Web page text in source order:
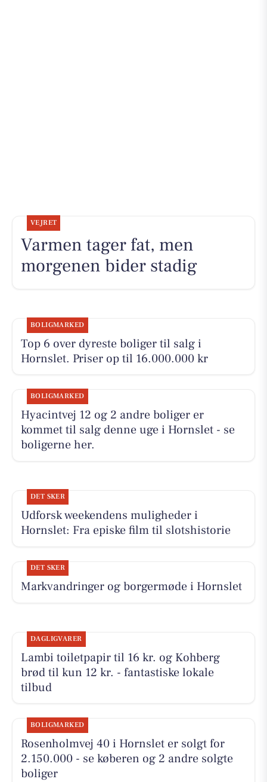
VEJRET
Varmen tager fat, men
morgenen bider stadig
BOLIGMARKED
Top 6 over dyreste boliger til salg i
Hornslet. Priser op til 16.000.000 kr
BOLIGMARKED
Hyacintvej 12 og 2 andre boliger er
kommet til salg denne uge i Hornslet - se
boligerne her.
DET SKER
Udforsk weekendens muligheder i
Hornslet: Fra episke film til slotshistorie
DET SKER
Markvandringer og borgermøde i Hornslet
DAGLIGVARER
Lambi toiletpapir til 16 kr. og Kohberg
brød til kun 12 kr. - fantastiske lokale
tilbud
BOLIGMARKED
Rosenholmvej 40 i Hornslet er solgt for
2.150.000 - se køberen og 2 andre solgte
boliger